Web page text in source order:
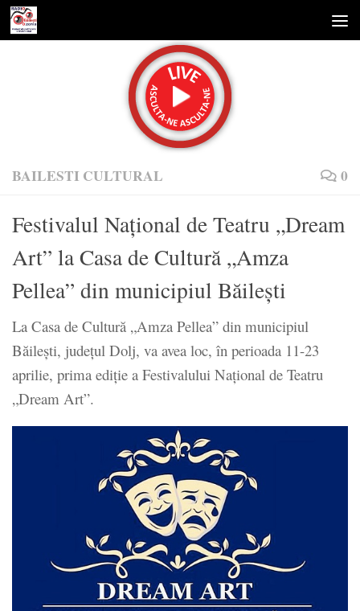
Skip to content
BAILESTI CULTURAL 0
Festivalul Naţional de Teatru „Dream
Art” la Casa de Cultură „Amza
Pellea” din municipiul Băileşti
La Casa de Cultură „Amza Pellea” din municipiul
Băileşti, judeţul Dolj, va avea loc, în perioada 11-23
aprilie, prima ediţie a Festivalului Naţional de Teatru
„Dream Art”.